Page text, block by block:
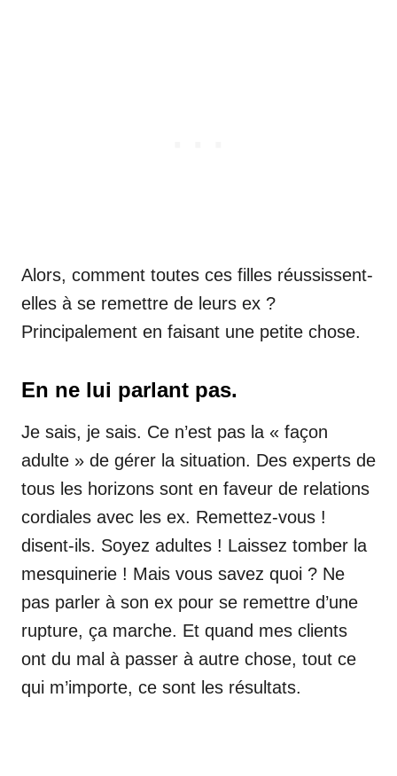
Alors, comment toutes ces filles réussissent-
elles à se remettre de leurs ex ?
Principalement en faisant une petite chose.
En ne lui parlant pas.
Je sais, je sais. Ce n’est pas la « façon
adulte » de gérer la situation. Des experts de
tous les horizons sont en faveur de relations
cordiales avec les ex. Remettez-vous !
disent-ils. Soyez adultes ! Laissez tomber la
mesquinerie ! Mais vous savez quoi ? Ne
pas parler à son ex pour se remettre d’une
rupture, ça marche. Et quand mes clients
ont du mal à passer à autre chose, tout ce
qui m’importe, ce sont les résultats.